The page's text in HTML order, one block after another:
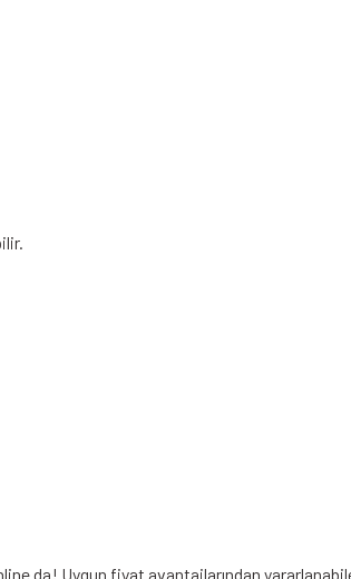
da! Uygun fiyat avantajlarından